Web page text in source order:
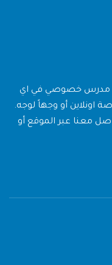
مدرس خصوصي في اي
أو وجهاً لوجه.
معنا عبر الموقع أو